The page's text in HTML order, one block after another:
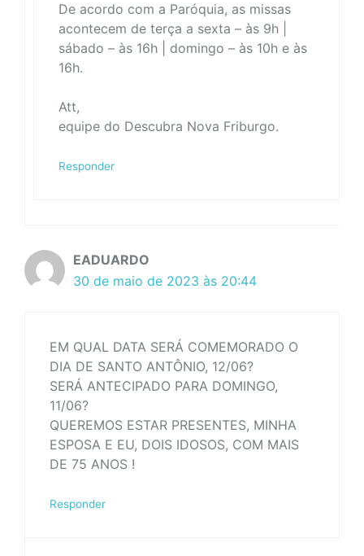
De acordo com a Paróquia, as missas
acontecem de terça a sexta – às 9h |
sábado – às 16h | domingo – às 10h e às
16h.
Att,
equipe do Descubra Nova Friburgo.
Responder
EADUARDO
30 de maio de 2023 às 20:44
EM QUAL DATA SERÁ COMEMORADO O
DIA DE SANTO ANTÔNIO, 12/06?
SERÁ ANTECIPADO PARA DOMINGO,
11/06?
QUEREMOS ESTAR PRESENTES, MINHA
ESPOSA E EU, DOIS IDOSOS, COM MAIS
DE 75 ANOS !
Responder